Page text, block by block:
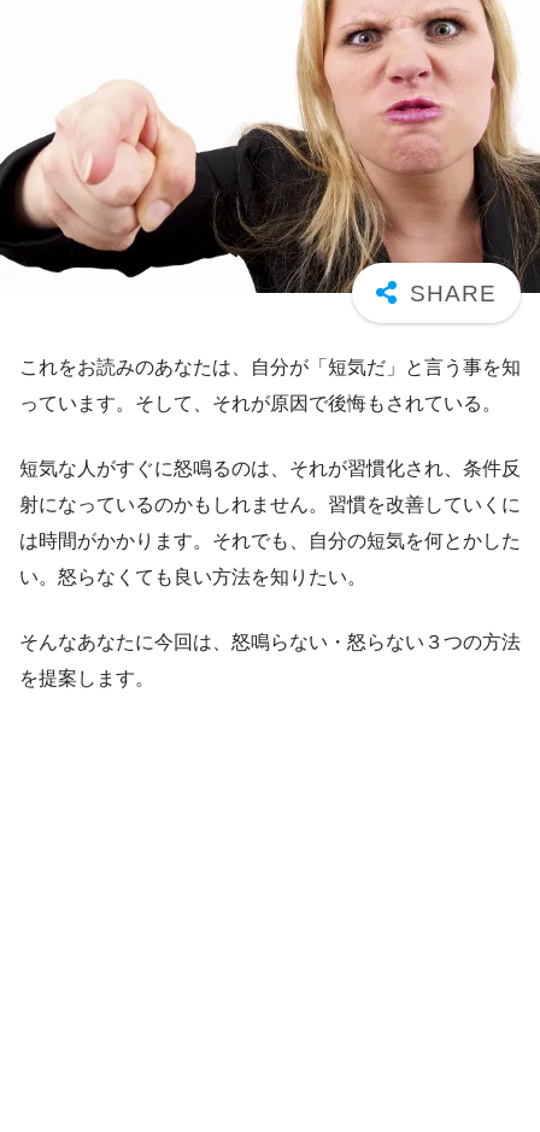
これをお読みのあなたは、自分が「短気だ」と言う事を知
っています。そして、それが原因で後悔もされている。
短気な人がすぐに怒鳴るのは、それが習慣化され、条件反
射になっているのかもしれません。習慣を改善していくに
は時間がかかります。それでも、自分の短気を何とかした
い。怒らなくても良い方法を知りたい。
そんなあなたに今回は、怒鳴らない・怒らない３つの方法
を提案します。